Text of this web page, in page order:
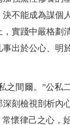
不能成為謀個
實踐中嚴格劃
出於公心、
之間爾。”公
刻檢視剖析
懷律己之心，